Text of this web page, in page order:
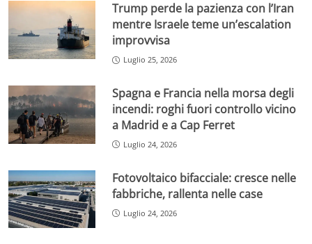
Trump perde la pazienza con l’Iran
mentre Israele teme un’escalation
improvvisa
Luglio 25, 2026
Spagna e Francia nella morsa degli
incendi: roghi fuori controllo vicino
a Madrid e a Cap Ferret
Luglio 24, 2026
Fotovoltaico bifacciale: cresce nelle
fabbriche, rallenta nelle case
Luglio 24, 2026